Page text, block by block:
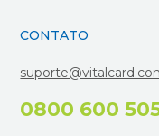
CONTATO
0800 600